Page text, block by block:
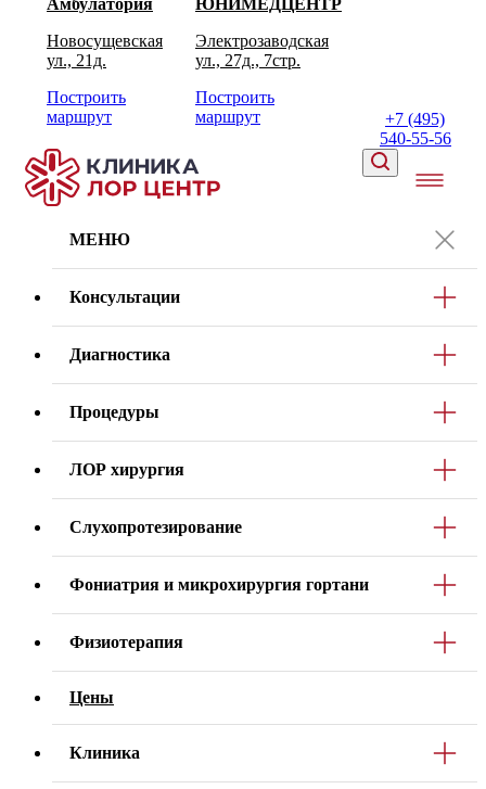
Амбулатория
Новосущевская
ул., 21д.
Построить
маршрут
ЮНИМЕДЦЕНТР
Электрозаводская
ул., 27д., 7стр.
Построить
маршрут
+7 (495)
540-55-56
МЕНЮ
Консультации
Диагностика
Процедуры
ЛОР хирургия
Слухопротезирование
Фониатрия и микрохирургия гортани
Физиотерапия
Цены
Клиника